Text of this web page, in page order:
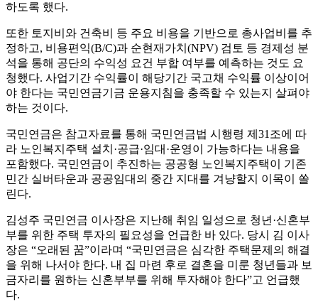
하도록 했다.
또한 토지비와 건축비 등 주요 비용을 기반으로 총사업비를 추
정하고, 비용편익(B/C)과 순현재가치(NPV) 검토 등 경제성 분
석을 통해 공단의 수익성 요건 부합 여부를 예측하는 것도 요
청했다. 사업기간 수익률이 해당기간 국고채 수익률 이상이어
야 한다는 국민연금기금 운용지침을 충족할 수 있는지 살펴야
하는 것이다.
국민연금은 참고자료를 통해 국민연금법 시행령 제31조에 따
라 노인복지주택 설치·공급·임대·운영이 가능하다는 내용을
포함했다. 국민연금이 추진하는 공공형 노인복지주택이 기존
민간 실버타운과 공공임대의 중간 지대를 겨냥할지 이목이 쏠
린다.
김성주 국민연금 이사장은 지난해 취임 일성으로 청년·신혼부
부를 위한 주택 투자의 필요성을 언급한 바 있다. 당시 김 이사
장은 “오래된 꿈”이라며 “국민연금은 심각한 주택문제의 해결
을 위해 나서야 한다. 내 집 마련 후로 결혼을 미룬 청년들과 보
금자리를 원하는 신혼부부를 위해 투자해야 한다”고 언급했
다.